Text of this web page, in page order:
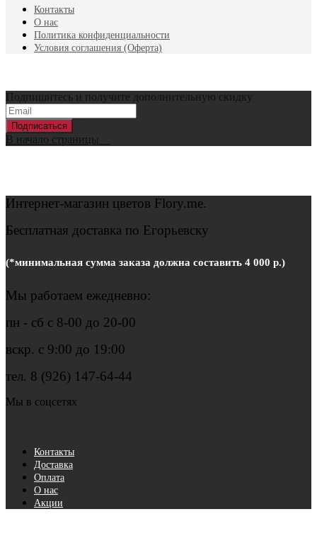
Контакты
О нас
Политика конфиденциальности
Условия соглашения (Оферта)
Подпишитесь и получите дополнительную скидку
Подписаться
В начало страницы
Интернет-магазин цветов Flory.me.
Бесплатная доставка по Егорьевску
(*минимальная сумма заказа должна составить 4 000 р.)
Мы работаем ежедневно:
пн - сб с 8-00 до 20-00
вскр. с 9:00 до 19:00
тел. 8 (926) 147-64-44
Мы в соцсетях
Контакты
Доставка
Оплата
О нас
Акции